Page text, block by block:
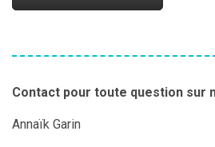
Contact pour toute question sur
Annaïk Garin